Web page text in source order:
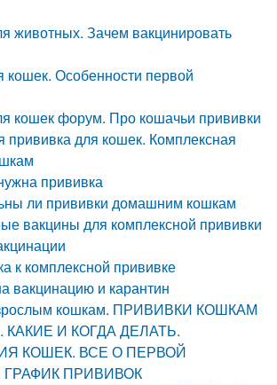
животных. Зачем вакцинировать
кошек. Особенности первой
кошек форум. Про кошачьи прививки
прививка для кошек. Комплексная
прививка
ли прививки домашним кошкам
вакцины для комплексной прививки
к комплексной прививке
вакцинацию и карантин
кошкам. ПРИВИВКИ КОШКАМ
КАКИЕ И КОГДА ДЕЛАТЬ.
КОШЕК. ВСЕ О ПЕРВОЙ
ПРИВИВОК